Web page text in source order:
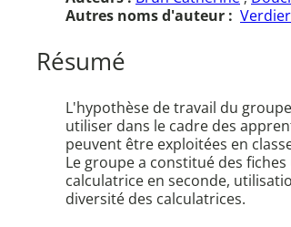
Autres noms d'auteur :
Résumé
L'hypothèse de travail du
utiliser dans le cadre des
peuvent être exploitées en
Le groupe a constitué des
calculatrice en seconde,
diversité des calculatrices.